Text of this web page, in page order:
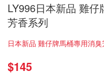
LY996日本新品 雞
芳香系列
日本新品 雞仔牌馬桶專用消
$145